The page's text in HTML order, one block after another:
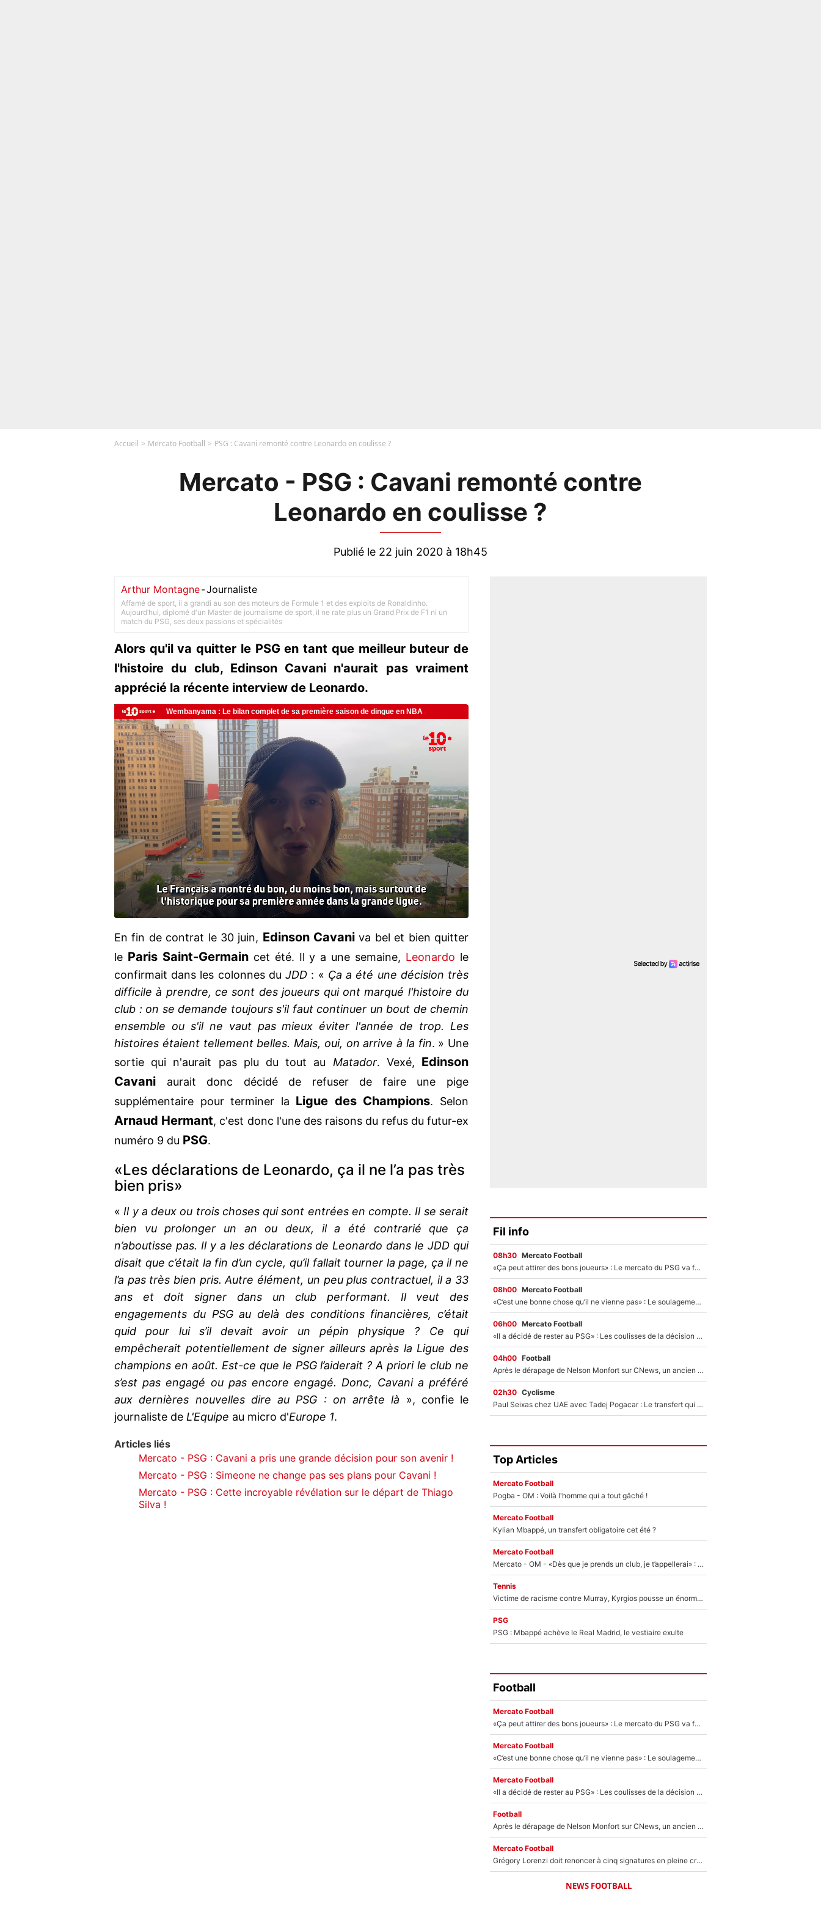
Accueil Mercato Football PSG : Cavani remonté contre Leonardo en coulisse ?
Mercato - PSG : Cavani remonté contre
Leonardo en coulisse ?
Publié le 22 juin 2020 à 18h45
Arthur Montagne-Journaliste
Affamé de sport, il a grandi au son des moteurs de Formule 1 et des exploits de Ronaldinho.
Aujourd’hui, diplomé d'un Master de journalisme de sport, il ne rate plus un Grand Prix de F1 ni un
match du PSG, ses deux passions et spécialités
Alors qu'il va quitter le PSG en tant que meilleur buteur de
l'histoire du club, Edinson Cavani n'aurait pas vraiment
apprécié la récente interview de Leonardo.
En fin de contrat le 30 juin, Edinson Cavani va bel et bien quitter
le Paris Saint-Germaincet été. Il y a une semaine, Leonardo le
confirmait dans les colonnes duJDD : « Ça a été une décision très
difficile à prendre, ce sont des joueurs qui ont marqué l'histoire du
club : on se demande toujours s'il faut continuer un bout de chemin
ensemble ou s'il ne vaut pas mieux éviter l'année de trop. Les
histoires étaient tellement belles. Mais, oui, on arrive à la fin. » Une
sortie qui n'aurait pas plu du tout au Matador. Vexé, Edinson
Cavani aurait donc décidé de refuser de faire une pige
supplémentaire pour terminer la Ligue des Champions. Selon
Arnaud Hermant, c'est donc l'une des raisons du refus du futur-ex
numéro 9 du PSG.
«Les déclarations de Leonardo, ça il ne l’a pas très
bien pris»
«Il y a deux ou trois choses qui sont entrées en compte. Il se serait
bien vu prolonger un an ou deux, il a été contrarié que ça
n’aboutisse pas. Il y a les déclarations de Leonardo dans le JDD qui
disait que c’était la fin d’un cycle, qu’il fallait tourner la page, ça il ne
l’a pas très bien pris. Autre élément, un peu plus contractuel, il a 33
ans et doit signer dans un club performant. Il veut des
engagements du PSG au delà des conditions financières, c’était
quid pour lui s’il devait avoir un pépin physique ? Ce qui
empêcherait potentiellement de signer ailleurs après la Ligue des
champions en août. Est-ce que le PSG l’aiderait ? A priori le club ne
s’est pas engagé ou pas encore engagé. Donc, Cavani a préféré
aux dernières nouvelles dire au PSG : on arrête là », confie le
journaliste de L'Equipe au micro d'Europe 1.
Articles liés
Mercato - PSG : Cavani a pris une grande décision pour son avenir !
Mercato - PSG : Simeone ne change pas ses plans pour Cavani !
Mercato - PSG : Cette incroyable révélation sur le départ de Thiago
Silva !
Fil info
08h30 Mercato Football
«Ça peut attirer des bons joueurs» : Le mercato du PSG va faire des victimes dans l'effectif de Luis Enrique ?
08h00 Mercato Football
«C’est une bonne chose qu’il ne vienne pas» : Le soulagement de l'After Foot après le transfert avorté de Yan Diomandé au PSG
06h00 Mercato Football
«Il a décidé de rester au PSG» : Les coulisses de la décision de Lucas Chevalier pour son transfert
04h00 Football
Après le dérapage de Nelson Monfort sur CNews, un ancien journaliste de France Télévisions relance la polémique sur les incendies en Gironde
02h30 Cyclisme
Paul Seixas chez UAE avec Tadej Pogacar : Le transfert qui effraie le peloton, «c’est la pire des choses qui puisse arriver»
Top Articles
Mercato Football
Pogba - OM : Voilà l'homme qui a tout gâché !
Mercato Football
Kylian Mbappé, un transfert obligatoire cet été ?
Mercato Football
Mercato - OM - «Dès que je prends un club, je t’appellerai» : La promesse de Marcelino au moment de claquer la porte
Tennis
Victime de racisme contre Murray, Kyrgios pousse un énorme coup de gueule !
PSG
PSG : Mbappé achève le Real Madrid, le vestiaire exulte
Football
Mercato Football
«Ça peut attirer des bons joueurs» : Le mercato du PSG va faire des victimes dans l'effectif de Luis Enrique ?
Mercato Football
«C’est une bonne chose qu’il ne vienne pas» : Le soulagement de l'After Foot après le transfert avorté de Yan Diomandé au PSG
Mercato Football
«Il a décidé de rester au PSG» : Les coulisses de la décision de Lucas Chevalier pour son transfert
Football
Après le dérapage de Nelson Monfort sur CNews, un ancien journaliste de France Télévisions relance la polémique sur les incendies en Gironde
Mercato Football
Grégory Lorenzi doit renoncer à cinq signatures en pleine crise financière : L’IA propose sept noms à l’OM pour un mercato réussi... à seulement 5M€ !
NEWS FOOTBALL